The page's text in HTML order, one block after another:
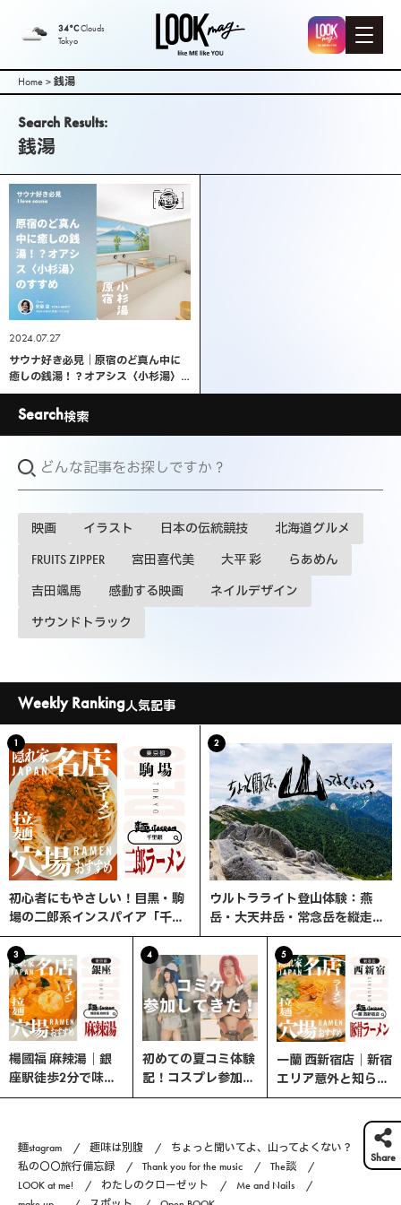
LOOK mag. |
PEEK-A-BOO
Web
Magazine（
ピークアブ
ーウェブマ
ガジン ）
34°CClouds
Tokyo
Home > 銭湯
Search Results:
銭湯
2024.07.27
サウナ好き必見｜原宿のど真ん中に
癒しの銭湯！？オアシス〈小杉湯〉
のすすめ
Search検索
映画 イラスト 日本の伝統競技 北海道グルメ
FRUITS ZIPPER 宮田喜代美 大平 彩 らあめん
吉田颯馬 感動する映画 ネイルデザイン
サウンドトラック
Weekly Ranking人気記事
1
初心者にもやさしい！目黒・駒
場の二郎系インスパイア「千里
眼」へ行ってみた
2
ウルトラライト登山体験：燕
岳・大天井岳・常念岳を縦走す
る3日間の旅
3
楊國福 麻辣湯｜銀
座駅徒歩2分で味わ
う、選べる楽しさ×
4
初めての夏コミ体験
記！コスプレ参加の
流れと熱中症対策ま
5
一蘭 西新宿店｜新宿
エリア意外と知らな
い、ここが穴場！
麺stagram 趣味は別腹
ちょっと聞いてよ、山ってよくない？
私の〇〇旅行備忘録
Thank you for the music
The談
LOOK at me!
わたしのクローゼット
Me and Nails
Share